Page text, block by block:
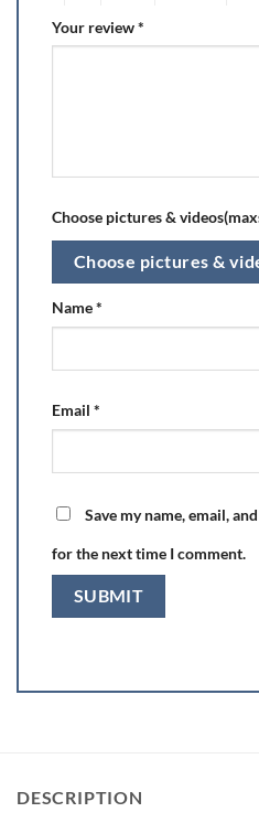
Your review*
Choose pictures &
Choose pictures &
Name*
Email *
Save my name, email,
for the next time I comment.
DESCRIPTION